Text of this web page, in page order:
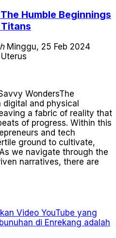
Humble Beginnings
Minggu, 25 Feb 2024
WondersThe
digital and physical
a fabric of reality that
of progress. Within this
and tech
ground to cultivate,
we navigate through the
narratives, there are